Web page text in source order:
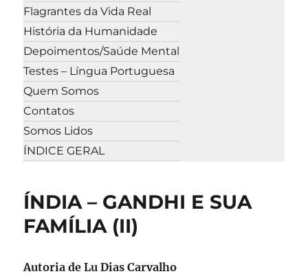
Flagrantes da Vida Real
História da Humanidade
Depoimentos/Saúde Mental
Testes – Língua Portuguesa
Quem Somos
Contatos
Somos Lidos
ÍNDICE GERAL
ÍNDIA – GANDHI E SUA
FAMÍLIA (II)
Autoria deLu Dias Carvalho